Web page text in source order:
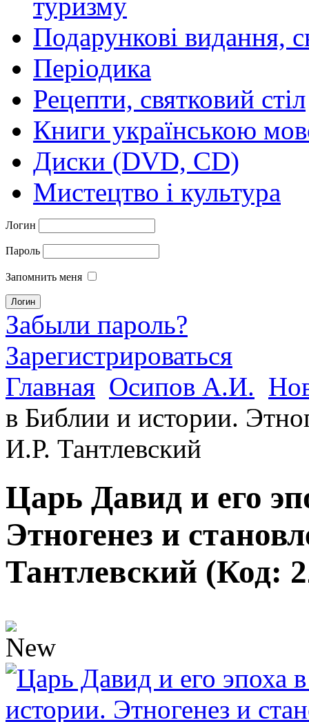
Подарункові видання,
Періодика
Рецепти, святковий стіл
Книги українською
Диски (DVD, CD)
Мистецтво і культура
Логин
Пароль
Запомнить меня
Забыли пароль?
Зарегистрироваться
Главная Осипов А.И.
в Библии и истории.
И.Р. Тантлевский
Царь Давид и его
Этногенез и
Тантлевский (Код: